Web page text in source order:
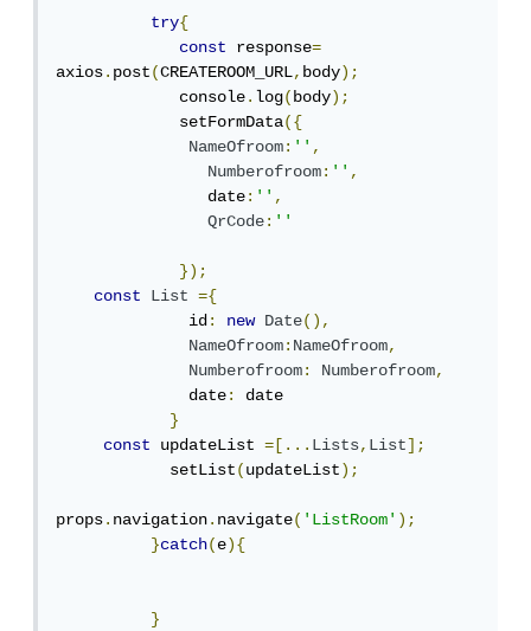
try{
const
response=
axios.post(CREATEROOM_URL,body);
             console
.log(body);
             setFormData
({
NameOfroom:'',
Numberofroom:'',
                date
:'',
QrCode:''
});
const
List
={
              id
: new Date(),
NameOfroom:NameOfroom,
Numberofroom: Numberofroom,
              date
:
date
}
const
updateList =[...Lists,List];
            setList
(updateList);
props.navigation.navigate('ListRoom');
}catch(e){
}